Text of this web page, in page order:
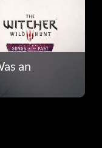
an